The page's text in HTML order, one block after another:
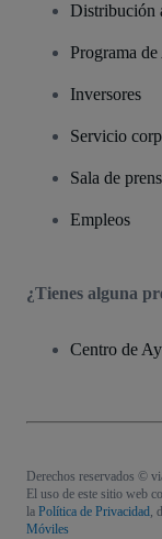
Distribución
Programa
Inversores
Servicio
Sala de
Empleos
¿Tienes alguna
Centro de
Derechos reservados ©
El uso de este sitio web
la Política de Privacidad,
Móviles